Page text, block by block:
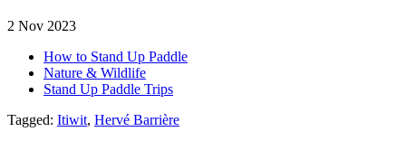
2 Nov 2023
How to Stand Up Paddle
Nature & Wildlife
Stand Up Paddle Trips
Tagged: Itiwit, Hervé Barrière